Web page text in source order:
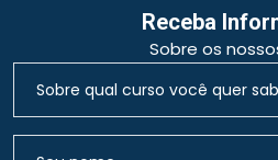
Receba
Sobre os